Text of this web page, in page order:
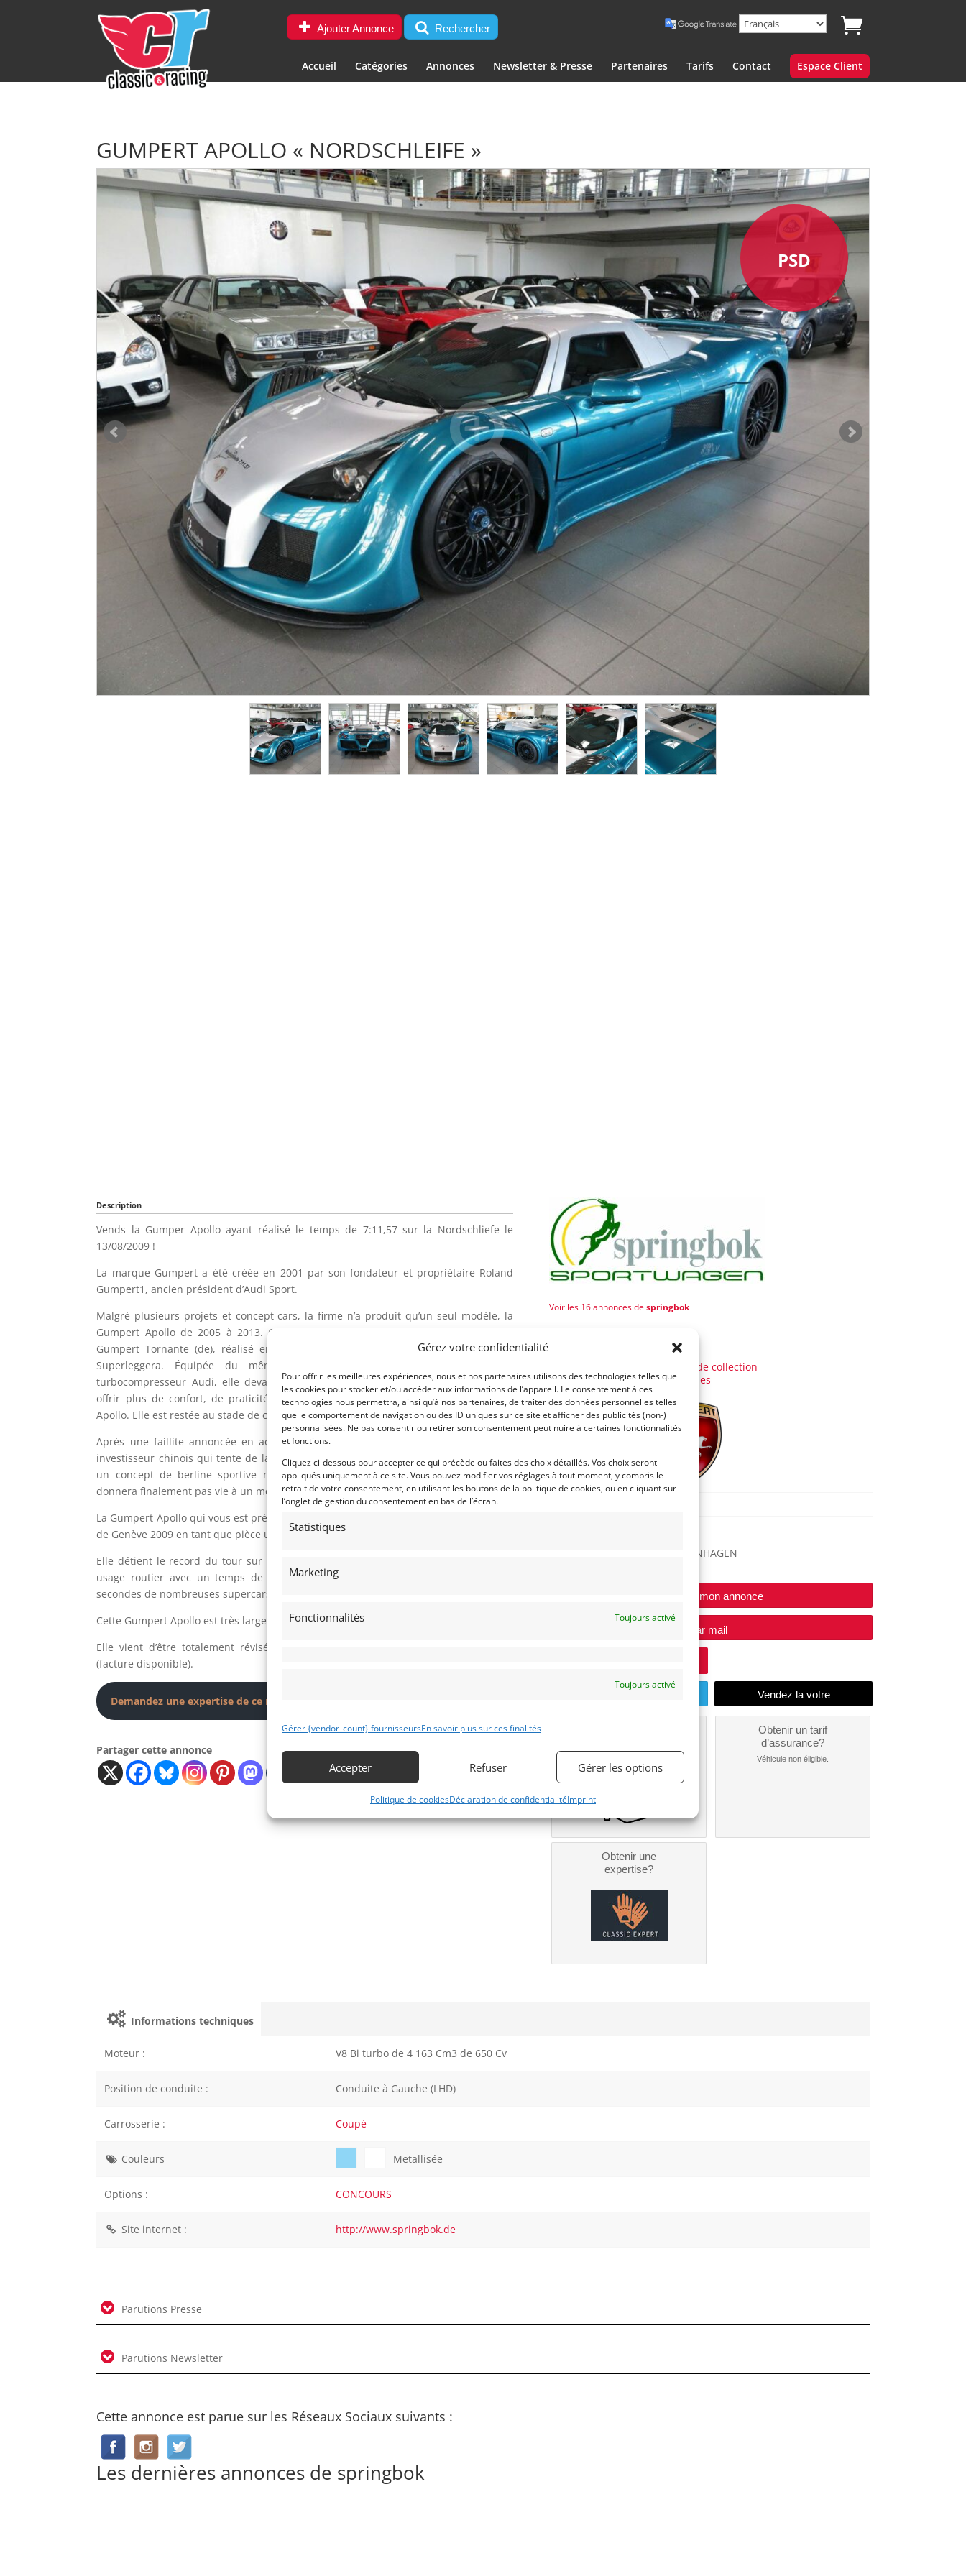
Gérez votre confidentialité
Pour offrir les meilleures expériences, nous et nos partenaires utilisons des technologies telles que
les cookies pour stocker et/ou accéder aux informations de l’appareil. Le consentement à ces
technologies nous permettra, ainsi qu’à nos partenaires, de traiter des données personnelles telles
que le comportement de navigation ou des ID uniques sur ce site et afficher des publicités (non-)
personnalisées. Ne pas consentir ou retirer son consentement peut nuire à certaines fonctionnalités
et fonctions.
Cliquez ci-dessous pour accepter ce qui précède ou faites des choix détaillés. Vos choix seront
appliqués uniquement à ce site. Vous pouvez modifier vos réglages à tout moment, y compris le
retrait de votre consentement, en utilisant les boutons de la politique de cookies, ou en cliquant sur
l’onglet de gestion du consentement en bas de l’écran.
Statistiques
Marketing
Fonctionnalités Toujours activé
Toujours activé
Gérer {vendor_count} fournisseursEn savoir plus sur ces finalités
Accepter Refuser Gérer les options
Politique de cookiesDéclaration de confidentialitéImprint
Ajouter Annonce Rechercher
Accueil Catégories Annonces Newsletter & Presse Partenaires Tarifs Contact Espace Client
GUMPERT APOLLO « NORDSCHLEIFE »
PSD
Description
Vends la Gumper Apollo ayant réalisé le temps de 7:11,57 sur la Nordschliefe le
13/08/2009 !
La marque Gumpert a été créée en 2001 par son fondateur et propriétaire Roland
Gumpert1, ancien président d’Audi Sport.
Malgré plusieurs projets et concept-cars, la firme n’a produit qu’un seul modèle, la
Gumpert Apollo de 2005 à 2013. Gumpert a présenté en 2011 un concept-car, la
Gumpert Tornante (de), réalisé en collaboration avec la société italienne Touring
Superleggera. Équipée du même moteur, le V8 de 4,2 litres à double
turbocompresseur Audi, elle devait devenir le second modèle de la marque pour
offrir plus de confort, de praticité, de raffinement et de longévité que la radicale
Apollo. Elle est restée au stade de concept-car.
Après une faillite annoncée en août 2012, la marque est reprise en 2014 par un
investisseur chinois qui tente de la relancer au salon de genève 2014 en présentant
un concept de berline sportive nommée « Gumpert Explosion Concept » qui ne
donnera finalement pas vie à un modèle de série.
La Gumpert Apollo qui vous est présentée a été construite pour être exposée au Salon
de Genève 2009 en tant que pièce unique absolue.
Elle détient le record du tour sur la Nordschleife pour les voitures homologuées en
usage routier avec un temps de 7: 11.57 minutes, devançant de plus de quinze
secondes de nombreuses supercars comme la Ferrari Enzo ou la Porsche Carrera GT2.
Cette Gumpert Apollo est très largement documentée.
Elle vient d’être totalement révisée par Hasenbichler le spécialiste de la marque
(facture disponible).
Demandez une expertise de ce modèle
Partager cette annonce
Voir les 16 annonces despringbok
AUTO
Voitures de collection
Allemandes
Marque :
ISERNHAGEN
Modifier mon annonce
Contacter le vendeur par mail
Bientôt disponible...
Obtenir un tarif
d’assurance?
Véhicule non éligible.
Obtenir une
expertise?
Informations techniques
Moteur : V8 Bi turbo de 4 163 Cm3 de 650 Cv
Position de conduite : Conduite à Gauche (LHD)
Carrosserie : Coupé
Couleurs Metallisée
Options : CONCOURS
Site internet : http://www.springbok.de
Parutions Presse
Parutions Newsletter
Cette annonce est parue sur les Réseaux Sociaux suivants :
Les dernières annonces de springbok